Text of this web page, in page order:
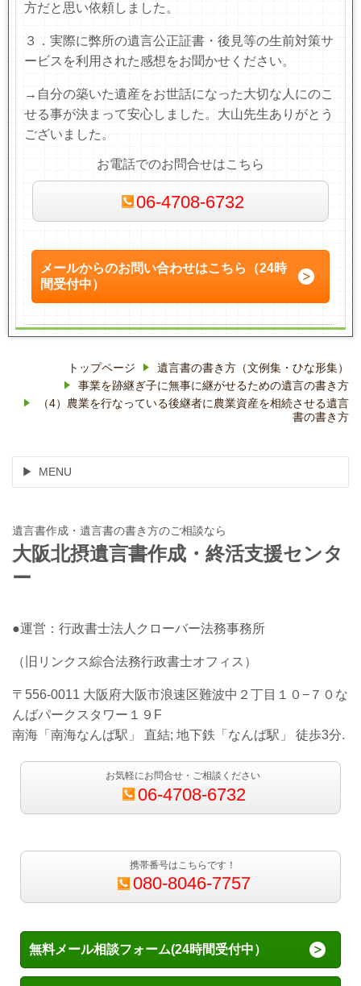
方だと思い依頼しました。
３．実際に弊所の遺言公正証書・後見等の生前対策サ
ービスを利用された感想をお聞かせください。
→自分の築いた遺産をお世話になった大切な人にのこ
せる事が決まって安心しました。大山先生ありがとう
ございました。
お電話でのお問合せはこちら
06-4708-6732
メールからのお問い合わせはこちら（24時
間受付中）
トップページ
遺言書の書き方（文例集・ひな形集）
事業を跡継ぎ子に無事に継がせるための遺言の書き方
（4）農業を行なっている後継者に農業資産を相続させる遺言
書の書き方
MENU
遺言書作成・遺言書の書き方のご相談なら
大阪北摂遺言書作成・終活支援センタ
ー
●運営：行政書士法人クローバー法務事務所
（旧リンクス綜合法務行政書士オフィス）
〒556-0011 大阪府大阪市浪速区難波中２丁目１０−７０な
んばパークスタワー１９F
南海「南海なんば駅」 直結; 地下鉄「なんば駅」 徒歩3分.
お気軽にお問合せ・ご相談ください
06-4708-6732
携帯番号はこちらです！
080-8046-7757
無料メール相談フォーム(24時間受付中）